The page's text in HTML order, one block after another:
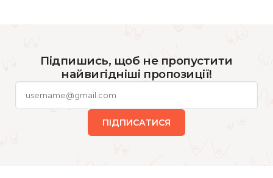
Підпишись, щоб не пропустити
найвигідніші пропозиції!
ПІДПИСАТИСЯ